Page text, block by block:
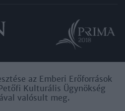
az Emberi Erőforrások
Kulturális Ügynökség
valósult meg.